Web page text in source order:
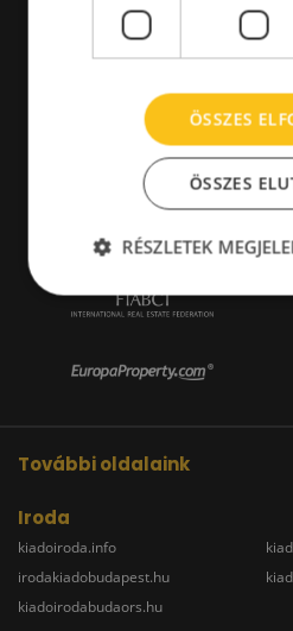
További oldalaink
Iroda
kiadoiroda.info
irodakiadobudapest.hu
kiadoirodabudaors.hu
ÖSSZES
ÖSSZES
RÉSZLETEK